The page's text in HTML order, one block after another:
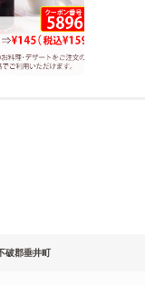
破郡垂井町